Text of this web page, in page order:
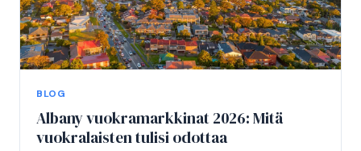
BLOG
Albany vuokramarkkinat 2026: Mitä
vuokralaisten tulisi odottaa